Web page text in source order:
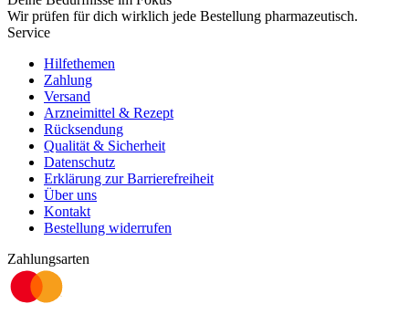
Wir prüfen für dich wirklich jede Bestellung pharmazeutisch.
Service
Hilfethemen
Zahlung
Versand
Arzneimittel & Rezept
Rücksendung
Qualität & Sicherheit
Datenschutz
Erklärung zur Barrierefreiheit
Über uns
Kontakt
Bestellung widerrufen
Zahlungsarten